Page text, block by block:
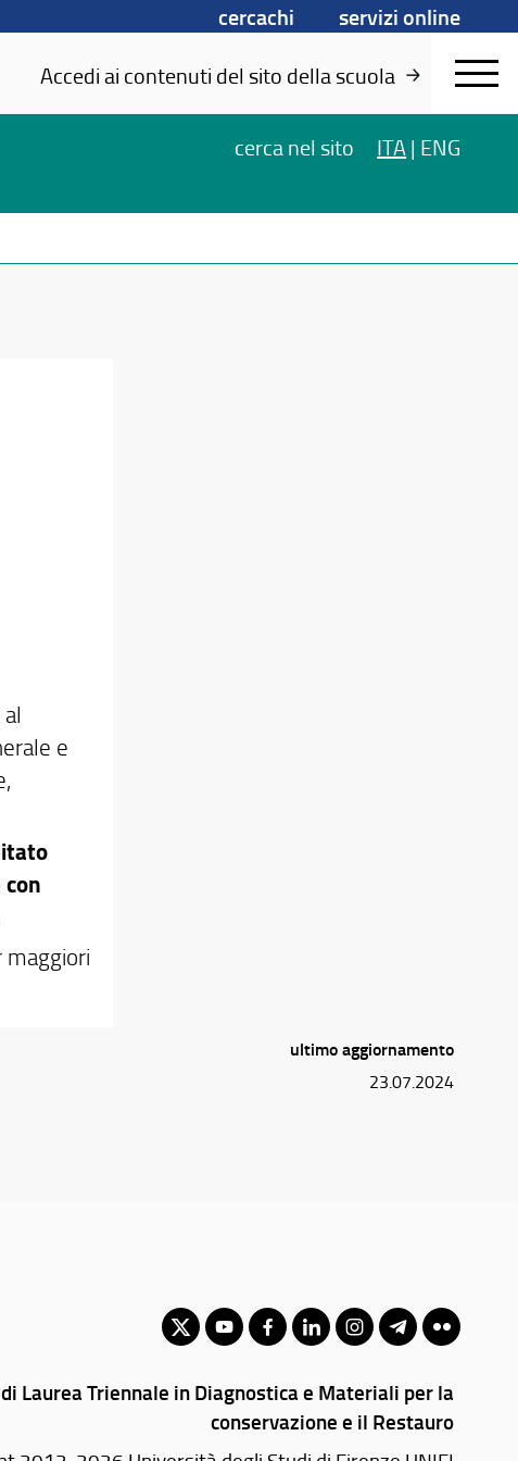
cercachi
servizi online
Accedi ai contenuti del sito della scuola
cerca nel sito ITA | ENG
e
maggiori
ultimo aggiornamento
23.07.2024
Laurea Triennale in Diagnostica e Materiali per la
conservazione e il Restauro